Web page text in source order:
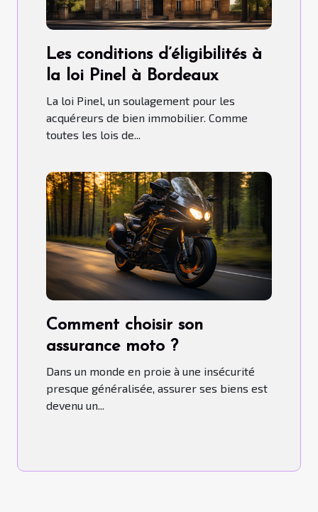
Les conditions d’éligibilités à
la loi Pinel à Bordeaux
La loi Pinel, un soulagement pour les
acquéreurs de bien immobilier. Comme
toutes les lois de...
Comment choisir son
assurance moto ?
Dans un monde en proie à une insécurité
presque généralisée, assurer ses biens est
devenu un...